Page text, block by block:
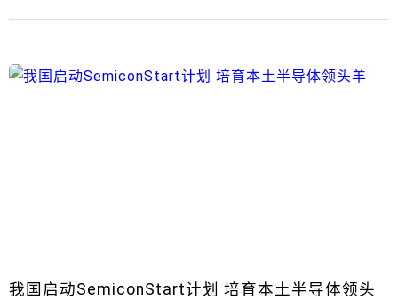
我国启动SemiconStart计划 培育本土半导体领头